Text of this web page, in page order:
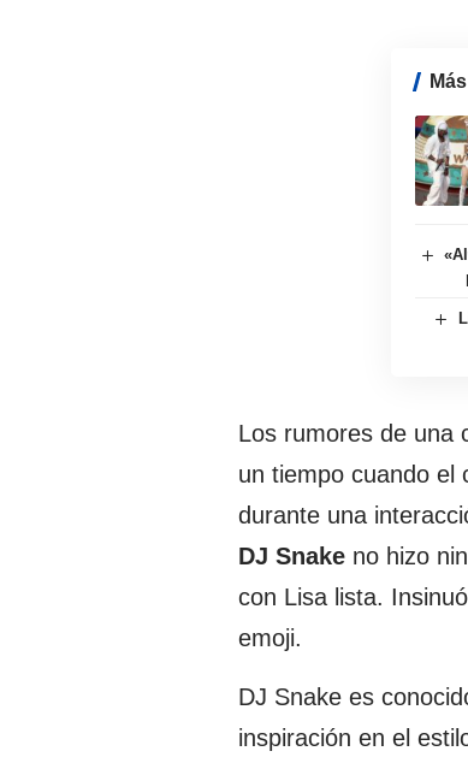
Los rumores de una
un tiempo cuando el
durante una
DJ Snake no hizo
con Lisa lista.
emoji.
DJ Snake es
inspiración en el